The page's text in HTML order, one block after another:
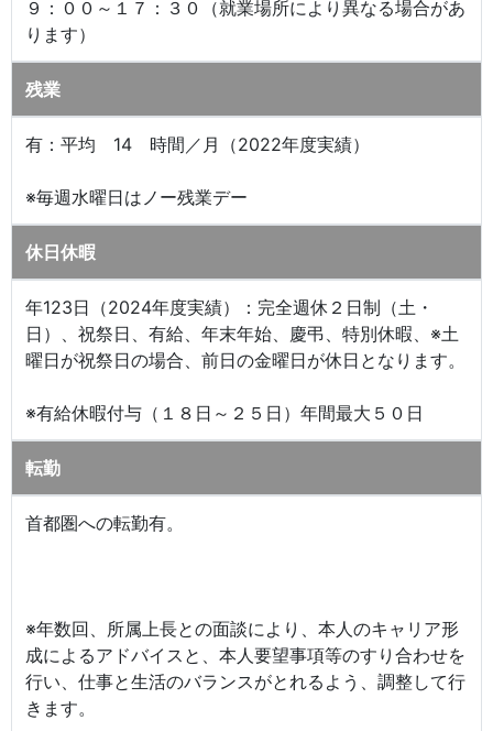
９：００～１７：３０（就業場所により異なる場合があ
ります）
残業
有：平均 14 時間／月（2022年度実績）
※毎週水曜日はノー残業デー
休日休暇
年123日（2024年度実績）：完全週休２日制（土・
日）、祝祭日、有給、年末年始、慶弔、特別休暇、※土
曜日が祝祭日の場合、前日の金曜日が休日となります。
※有給休暇付与（１８日～２５日）年間最大５０日
転勤
首都圏への転勤有。
※年数回、所属上長との面談により、本人のキャリア形
成によるアドバイスと、本人要望事項等のすり合わせを
行い、仕事と生活のバランスがとれるよう、調整して行
きます。